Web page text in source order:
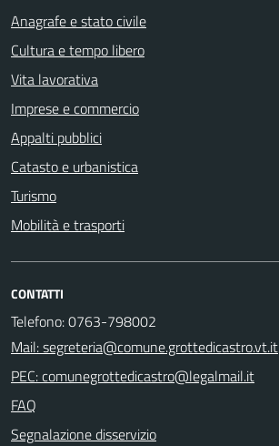
Anagrafe e stato civile
Cultura e tempo libero
Vita lavorativa
Imprese e commercio
Appalti pubblici
Catasto e urbanistica
Turismo
Mobilità e trasporti
CONTATTI
Telefono: 0763-798002
Mail: segreteria@comune.grottedicastro.vt.it
PEC: comunegrottedicastro@legalmail.it
FAQ
Segnalazione disservizio